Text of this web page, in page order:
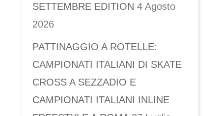
SETTEMBRE EDITION 4 Agosto
2026
PATTINAGGIO A ROTELLE:
CAMPIONATI ITALIANI DI SKATE
CROSS A SEZZADIO E
CAMPIONATI ITALIANI INLINE